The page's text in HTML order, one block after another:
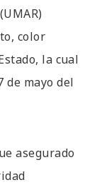
color
la cual
de mayo del
asegurado